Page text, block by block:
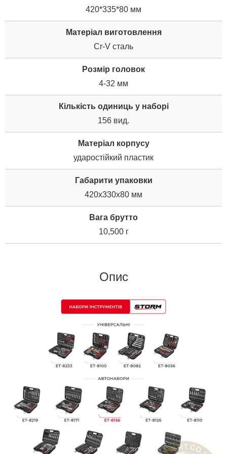
420*335*80 мм
Матеріал виготовлення
Cr-V сталь
Розмір головок
4-32 мм
Кількість одиниць у наборі
156 вид.
Матеріал корпусу
ударостійкий пластик
Габарити упаковки
420x330x80 мм
Вага брутто
10,500 г
Опис